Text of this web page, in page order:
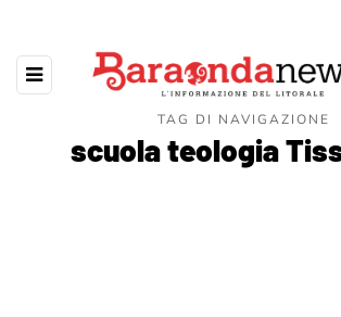
TAG DI NAVIGAZIONE
scuola teologia